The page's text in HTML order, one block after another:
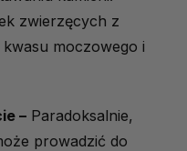
zwierzęcych z
moczowego i
– Paradoksalnie,
prowadzić do